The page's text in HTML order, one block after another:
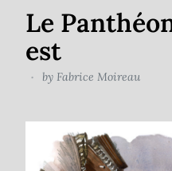
Le
est
by Fabrice Moireau